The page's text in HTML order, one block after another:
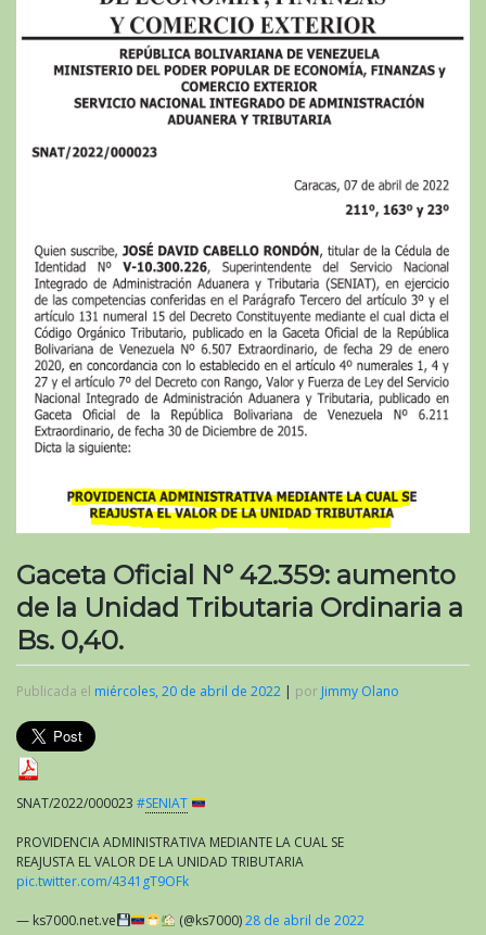
Gaceta Oficial N° 42.359: aumento
de la Unidad Tributaria Ordinaria a
Bs. 0,40.
Publicada el miércoles, 20 de abril de 2022 | por Jimmy Olano
SNAT/2022/000023 #SENIAT
PROVIDENCIA ADMINISTRATIVA MEDIANTE LA CUAL SE
REAJUSTA EL VALOR DE LA UNIDAD TRIBUTARIA
pic.twitter.com/4341gT9OFk
— ks7000.net.ve (@ks7000)28 de abril de 2022